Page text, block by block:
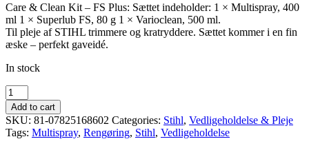
Care & Clean Kit – FS Plus: Sættet indeholder: 1 × Multispray, 400
ml 1 × Superlub FS, 80 g 1 × Varioclean, 500 ml.
Til pleje af STIHL trimmere og kratryddere. Sættet kommer i en fin
æske – perfekt gaveidé.
In stock
Stihl
Care
&
Clean
Kit
Add to cart
SKU: 81-07825168602 Categories: Stihl, Vedligeholdelse & Pleje
Tags: Multispray, Rengøring, Stihl, Vedligeholdelse